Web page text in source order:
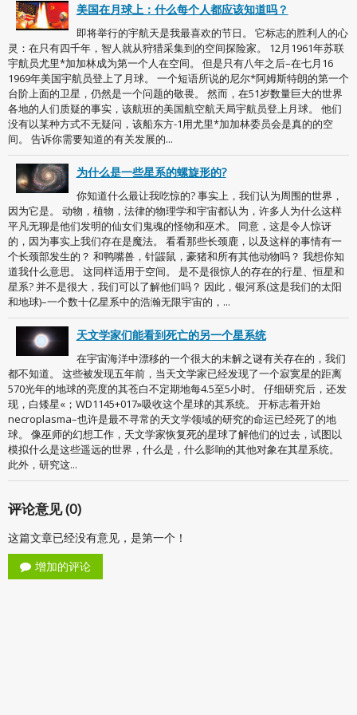
美国在月球上：什么每个人都应该知道吗？
即将举行的宇航天是我最喜欢的节日。 它标志的胜利人的心
灵：在只有四千年，智人就从狩猎采集到的空间探险家。 12月1961年苏联
宇航员尤里*加加林成为第一个人在空间。 但是只有八年之后–在七月16
1969年美国宇航员登上了月球。 一个短语所说的尼尔*阿姆斯特朗的第一个
台阶上面的卫星，仍然是一个问题的敬畏。 然而，在51岁数量巨大的世界
各地的人们质疑的事实，该航班的美国航空航天局宇航员登上月球。 他们
没有以某种方式不无疑问，该船东方-1用尤里*加加林委员会是真的的空
间。 告诉你需要知道的有关发展的...
为什么是一些星系的螺旋形的?
你知道什么最让我吃惊的? 事实上，我们认为周围的世界，
因为它是。 动物，植物，法律的物理学和宇宙都认为，许多人为什么这样
平凡无聊是他们发明的仙女们鬼魂的怪物和巫术。 同意，这是令人惊讶
的，因为事实上我们存在是魔法。 看看那些长颈鹿，以及这样的事情有一
个长颈部发生的？ 和鸭嘴兽，针鼹鼠，豪猪和所有其他动物吗？ 我想你知
道我什么意思。 这同样适用于空间。 是不是很惊人的存在的行星、恒星和
星系? 并不是很大，我们可以了解他们吗？ 因此，银河系(这是我们的太阳
和地球)–一个数十亿星系中的浩瀚无限宇宙的，...
天文学家们能看到死亡的另一个星系统
在宇宙海洋中漂移的一个很大的未解之谜有关存在的，我们
都不知道。 这些被发现五年前，当天文学家已经发现了一个寂寞星的距离
570光年的地球的亮度的其苍白不定期地每4.5至5小时。 仔细研究后，还发
现，白矮星«；WD1145+017»吸收这个星球的其系统。 开标志着开始
necroplasma–也许是最不寻常的天文学领域的研究的命运已经死了的地
球。 像巫师的幻想工作，天文学家恢复死的星球了解他们的过去，试图以
模拟什么是这些遥远的世界，什么是，什么影响的其他对象在其星系统。
此外，研究这...
评论意见 (0)
这篇文章已经没有意见，是第一个！
增加的评论